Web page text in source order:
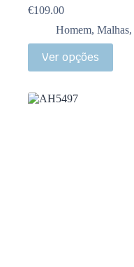
€109.00
Homem, Malhas,
Ver opções